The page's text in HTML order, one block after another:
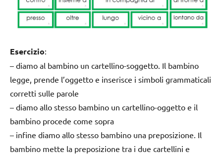
Esercizio:
– diamo al bambino un cartellino-soggetto. Il bambino
legge, prende l’oggetto e inserisce i simboli grammaticali
corretti sulle parole
– diamo allo stesso bambino un cartellino-oggetto e il
bambino procede come sopra
– infine diamo allo stesso bambino una preposizione. Il
bambino mette la preposizione tra i due cartellini e